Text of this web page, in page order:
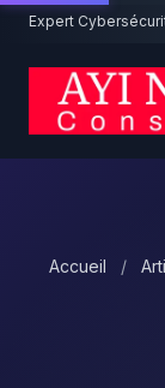
Aller au contenu
Expert
Accueil /
Un projet